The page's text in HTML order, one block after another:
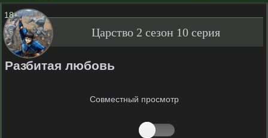
18+
Царство 2 сезон 10 серия
Разбитая любовь
Совместный просмотр